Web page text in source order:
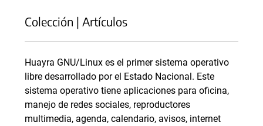
Colección | Artículos
Huayra GNU/Linux es el primer sistema operativo
libre desarrollado por el Estado Nacional. Este
sistema operativo tiene aplicaciones para oficina,
manejo de redes sociales, reproductores
multimedia, agenda, calendario, avisos, internet